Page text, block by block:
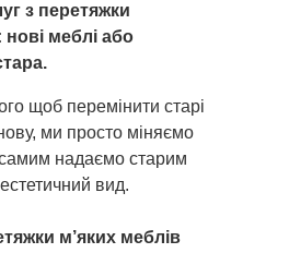
з перетяжки
нові меблі або
щоб перемінити старі
ми просто міняємо
надаємо старим
вид.
м’яких меблів